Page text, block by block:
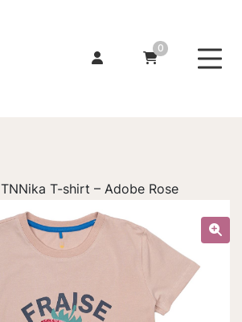
0
TNNika T-shirt – Adobe Rose